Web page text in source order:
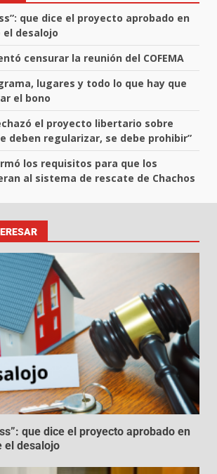
que dice el proyecto aprobado en
el desalojo
censurar la reunión del COFEMA
lugares y todo lo que hay que
el bono
el proyecto libertario sobre
deben regularizar, se debe prohibir”
los requisitos para que los
al sistema de rescate de Chachos
que dice el proyecto aprobado en
el desalojo